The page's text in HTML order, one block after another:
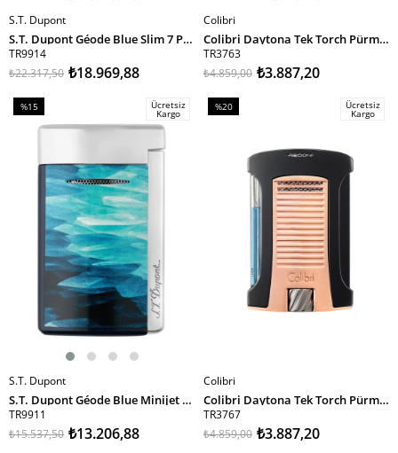
SEPETE EKLE
S.T. Dupont
S.T. Dupont Géode Blue Slim 7 Puro Çakmağı 27035 TR9914
TR9914
₺18.969,88
₺22.317,50
SEPETE EKLE
Colibri
Colibri Daytona Tek Torch Pürmüz Metalik Mavi-Siyah Puro Çakmağı
TR3763
₺3.887,20
₺4.859,00
SEPETE EKLE
%15
İndirim
Ücretsiz
Kargo
S.T. Dupont
S.T. Dupont Géode Blue Minijet Puro Çakmağı 10835 TR9911
TR9911
₺13.206,88
₺15.537,50
SEPETE EKLE
%20
Ücretsiz
Kargo
Colibri
Colibri Daytona Tek Torch Pürmüz Rose-Siyah Puro Çakmağı
TR3767
₺3.887,20
₺4.859,00